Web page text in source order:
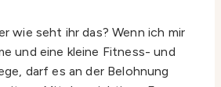
wie seht ihr das? Wenn ich mir
und eine kleine Fitness- und
darf es an der Belohnung